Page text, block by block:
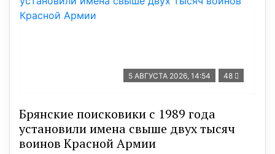
5 АВГУСТА 2026, 14:54 48
Брянские поисковики с 1989 года
установили имена свыше двух тысяч
воинов Красной Армии